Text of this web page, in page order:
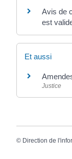
Avis de
est
Et aussi
Justice
© Direction de